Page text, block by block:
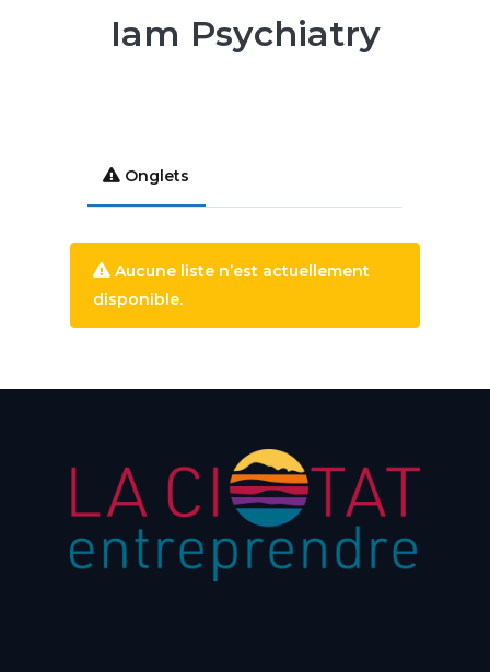
Iam Psychiatry
Onglets
Aucune liste n’est actuellement
disponible.